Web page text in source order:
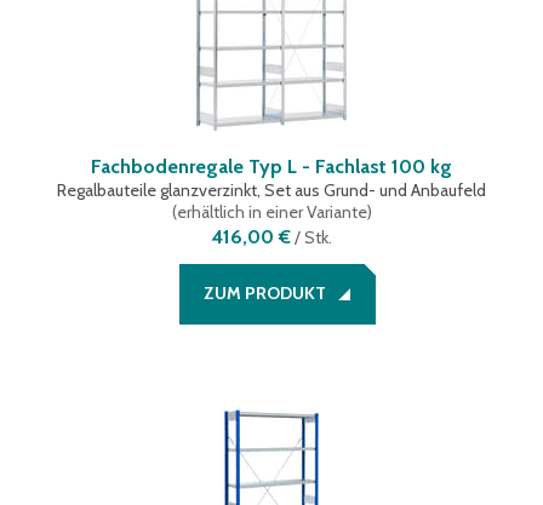
Fachbodenregale Typ L - Fachlast 100 kg
Regalbauteile glanzverzinkt, Set aus Grund- und Anbaufeld
(erhältlich in einer Variante)
416,00 €/Stk.
ZUM PRODUKT